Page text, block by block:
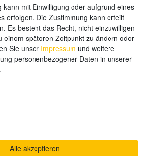
kann mit Einwilligung oder aufgrund eines
erfolgen. Die Zustimmung kann erteilt
Es besteht das Recht, nicht einzuwilligen
einem späteren Zeitpunkt zu ändern oder
Sie unser Impressum und weitere
personenbezogener Daten in unserer
.
Alle akzeptieren